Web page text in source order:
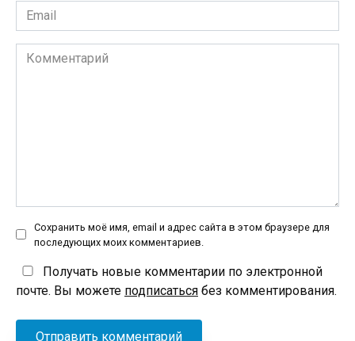
Email
*
Комментарий
Сохранить моё имя, email и адрес сайта в этом браузере для
последующих моих комментариев.
Получать новые комментарии по электронной
почте. Вы можете подписаться без комментирования.